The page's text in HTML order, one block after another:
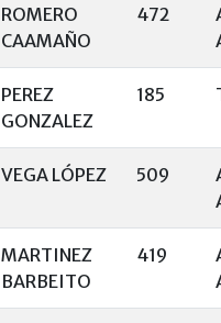
ROMERO
CAAMAÑO
472
PEREZ
GONZALEZ
185
VEGA LÓPEZ 509
MARTINEZ
BARBEITO
419